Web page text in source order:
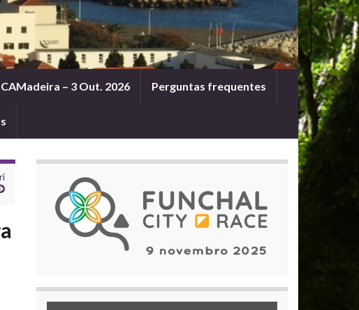
– 3 Out. 2026 Perguntas frequentes